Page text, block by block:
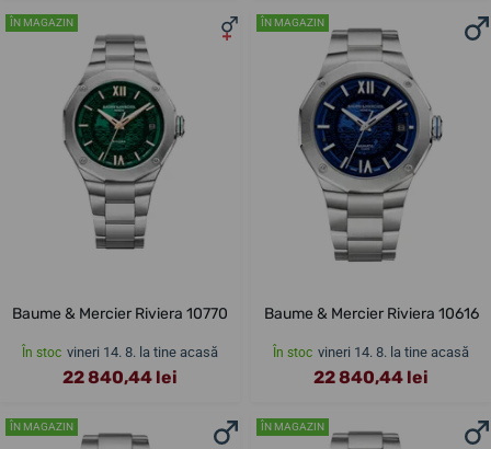
ÎN MAGAZIN
Baume & Mercier Riviera 10770
În stoc vineri 14. 8. la tine acasă
22 840,44 lei
ÎN MAGAZIN
Baume & Mercier Riviera 10616
În stoc vineri 14. 8. la tine acasă
22 840,44 lei
ÎN MAGAZIN ÎN MAGAZIN